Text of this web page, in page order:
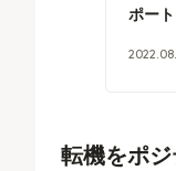
ポート
2022 08
転機をポ